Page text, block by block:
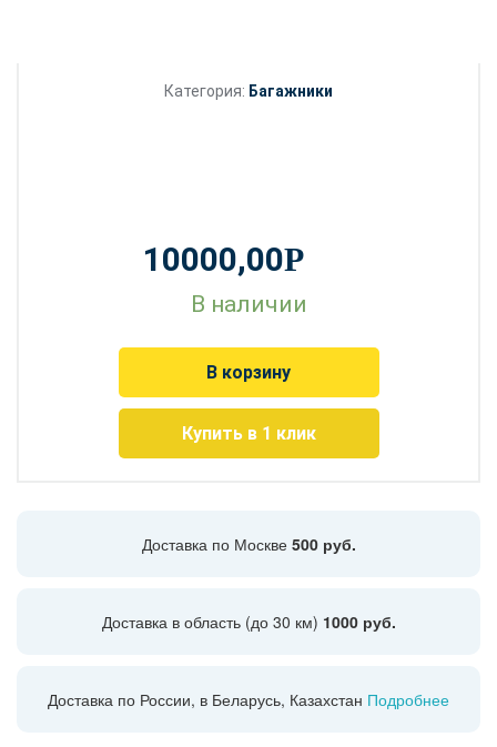
Категория: Багажники
10000,00Р
В наличии
В корзину
Купить в 1 клик
Доставка по Москве 500 руб.
Доставка в область (до 30 км) 1000 руб.
Доставка по России, в Беларусь, Казахстан Подробнее